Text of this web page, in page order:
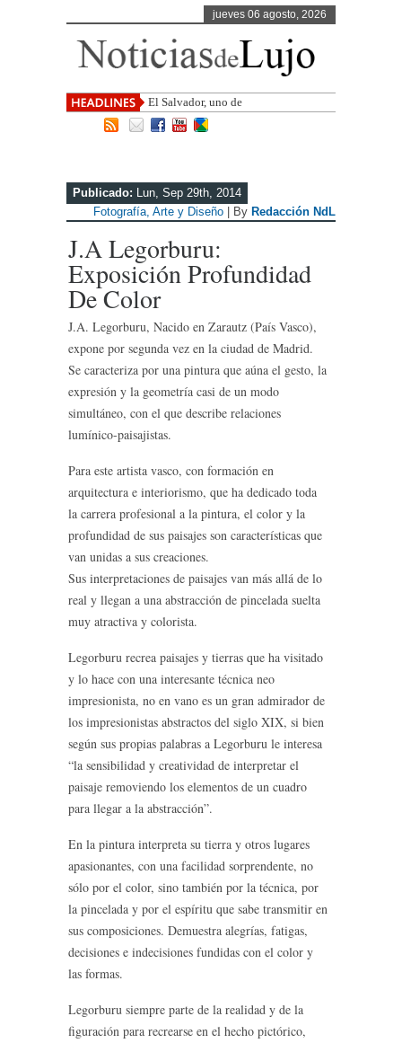
jueves 06 agosto, 2026
El Salvador, uno de los destinos con
mayor proy
Publicado: Lun, Sep 29th, 2014
Fotografía, Arte y Diseño | By Redacción NdL
J.A Legorburu:
Exposición Profundidad
De Color
J.A. Legorburu, Nacido en Zarautz (País Vasco),
expone por segunda vez en la ciudad de Madrid.
Se caracteriza por una pintura que aúna el gesto, la
expresión y la geometría casi de un modo
simultáneo, con el que describe relaciones
lumínico-paisajistas.
Para este artista vasco, con formación en
arquitectura e interiorismo, que ha dedicado toda
la carrera profesional a la pintura, el color y la
profundidad de sus paisajes son características que
van unidas a sus creaciones.
Sus interpretaciones de paisajes van más allá de lo
real y llegan a una abstracción de pincelada suelta
muy atractiva y colorista.
Legorburu recrea paisajes y tierras que ha visitado
y lo hace con una interesante técnica neo
impresionista, no en vano es un gran admirador de
los impresionistas abstractos del siglo XIX, si bien
según sus propias palabras a Legorburu le interesa
“la sensibilidad y creatividad de interpretar el
paisaje removiendo los elementos de un cuadro
para llegar a la abstracción”.
En la pintura interpreta su tierra y otros lugares
apasionantes, con una facilidad sorprendente, no
sólo por el color, sino también por la técnica, por
la pincelada y por el espíritu que sabe transmitir en
sus composiciones. Demuestra alegrías, fatigas,
decisiones e indecisiones fundidas con el color y
las formas.
Legorburu siempre parte de la realidad y de la
figuración para recrearse en el hecho pictórico,